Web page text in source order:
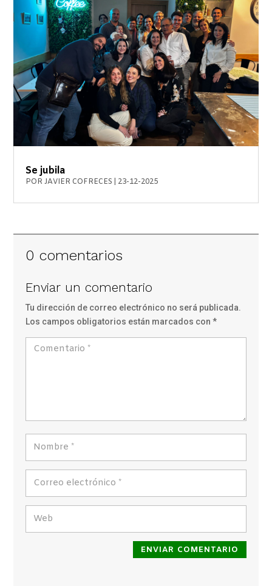
Se jubila
PORJAVIER COFRECES 23-12-2025
0 comentarios
Enviar un comentario
Tu dirección de correo electrónico no será publicada.
Los campos obligatorios están marcados con*
ENVIAR COMENTARIO